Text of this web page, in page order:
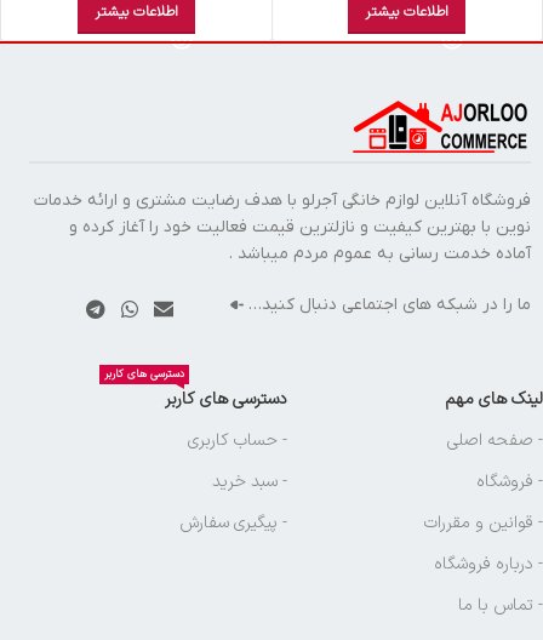
اطلاعات بیشتر اطلاعات بیشتر
فروشگاه آنلاین لوازم خانگی آجرلو با هدف رضایت مشتری و ارائه خدمات
نوین با بهترین کیفیت و نازلترین قیمت فعالیت خود را آغاز کرده و
آماده خدمت رسانی به عموم مردم میباشد .
ما را در شبکه های اجتماعی دنبال کنید…
لینک های مهم
- صفحه اصلی
- فروشگاه
- قوانین و مقررات
- درباره فروشگاه
- تماس با ما
دسترسی های کاربر
دسترسی های کاربر
- حساب کاربری
- سبد خرید
- پیگیری سفارش